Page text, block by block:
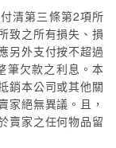
清第三條第2項所
致之所有損失、損
另外支付按不超過
筆欠款之利息。本
銷本公司或其他關
家絕無異議。且，
賣家之任何物品留